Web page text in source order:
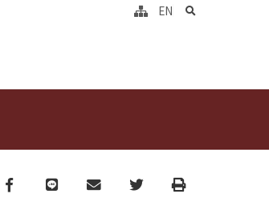
EN search
Facebook
line email TwitterPrint